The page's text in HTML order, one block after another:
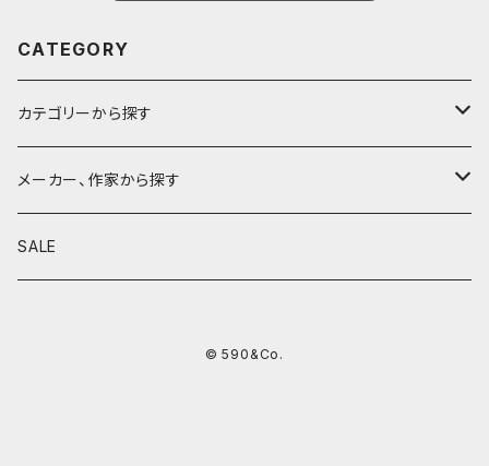
CATEGORY
カテゴリーから探す
鉛筆
鉛筆補助軸
メーカー、作家から探す
590&Co.
SALE
© 590&Co.